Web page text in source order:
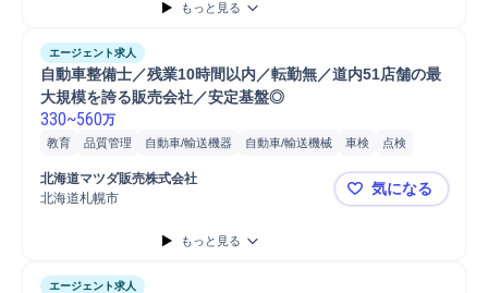
もっと見る
エージェント求人
自動車整備士／残業10時間以内／転勤無／道内51店舗の最
大規模を誇る販売会社／安定基盤◎
330~560万
教育 品質管理 自動車/輸送機器 自動車/輸送機械 車検
点検
自動車
北海道マツダ販売株式会社
北海道札幌市
自動車整備
気になる
もっと見る
エージェント求人